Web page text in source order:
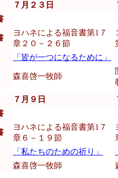
７月２３日
ヨハネによる福音書第1７
章２０－２６節
「皆が一つになるために」
森喜啓一牧師
７月９日
ヨハネによる福音書第1７
章６－１９節
「私たちのための祈り」
森喜啓一牧師